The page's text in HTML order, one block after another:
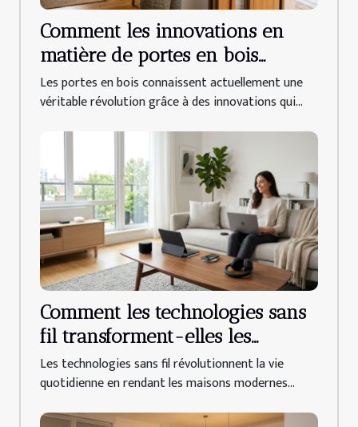
Comment les innovations en
matière de portes en bois
améliorent-elles l'efficacité
énergétique ?
Les portes en bois connaissent actuellement une
véritable révolution grâce à des innovations qui...
Comment les technologies sans
fil transforment-elles les
maisons modernes ?
Les technologies sans fil révolutionnent la vie
quotidienne en rendant les maisons modernes...